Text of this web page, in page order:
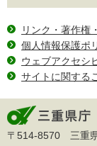
リンク・著作権
個人情報保護ポ
ウェブアクセシ
サイトに関する
〒514-8570 三重